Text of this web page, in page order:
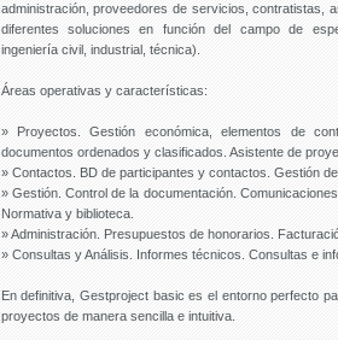
administración, proveedores de servicios, contratistas,
diferentes soluciones en función del campo de
ingeniería civil, industrial, técnica).
Áreas operativas y características:
» Proyectos. Gestión económica, elementos de
documentos ordenados y clasificados. Asistente de
» Contactos. BD de participantes y contactos. Gestión
» Gestión. Control de la documentación.
Normativa y biblioteca.
» Administración. Presupuestos de honorarios.
» Consultas y Análisis. Informes técnicos. Consultas e
En definitiva, Gestproject basic es el entorno perfecto
proyectos de manera sencilla e intuitiva.